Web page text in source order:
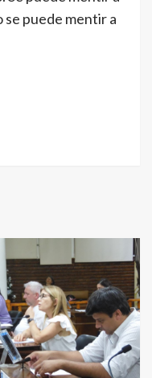
se puede mentir a